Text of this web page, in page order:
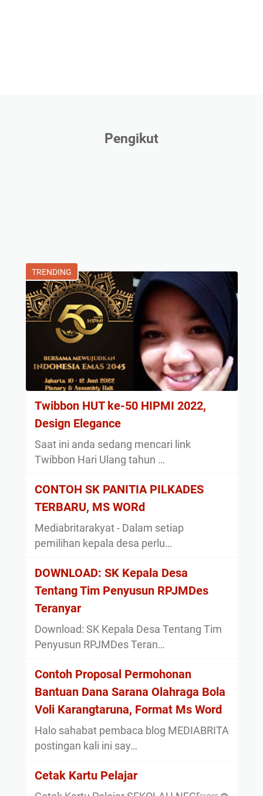
Pengikut
TRENDING
Twibbon HUT ke-50 HIPMI 2022,
Design Elegance
Saat ini anda sedang mencari link
Twibbon Hari Ulang tahun …
CONTOH SK PANITIA PILKADES
TERBARU, MS WORd
Mediabritarakyat - Dalam setiap
pemilihan kepala desa perlu…
DOWNLOAD: SK Kepala Desa
Tentang Tim Penyusun RPJMDes
Teranyar
Download: SK Kepala Desa Tentang Tim
Penyusun RPJMDes Teran…
Contoh Proposal Permohonan
Bantuan Dana Sarana Olahraga Bola
Voli Karangtaruna, Format Ms Word
Halo sahabat pembaca blog MEDIABRITA
postingan kali ini say…
Cetak Kartu Pelajar